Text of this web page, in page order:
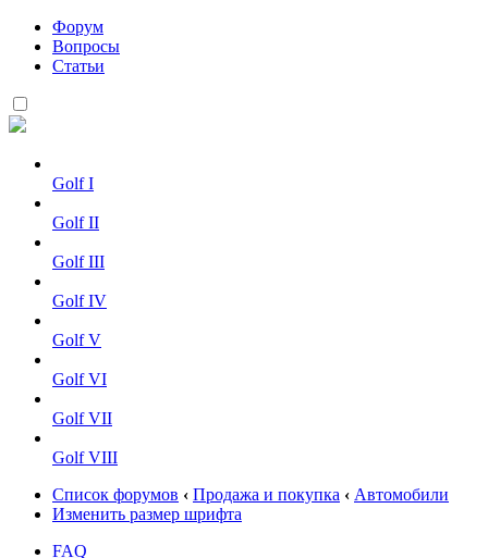
Форум
Вопросы
Статьи
Golf I
Golf II
Golf III
Golf IV
Golf V
Golf VI
Golf VII
Golf VIII
Список форумов ‹ Продажа и покупка ‹ Автомобили
Изменить размер шрифта
FAQ